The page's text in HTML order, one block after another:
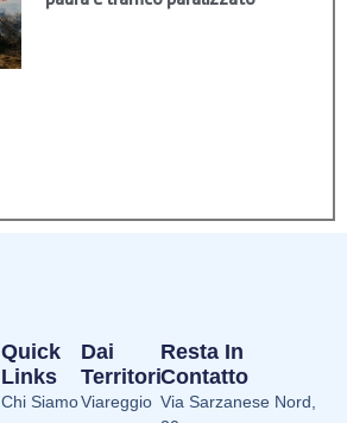
Dai
Territori
Viareggio
Quick
Links
Chi Siamo
Resta In
Contatto
Via Sarzanese Nord,